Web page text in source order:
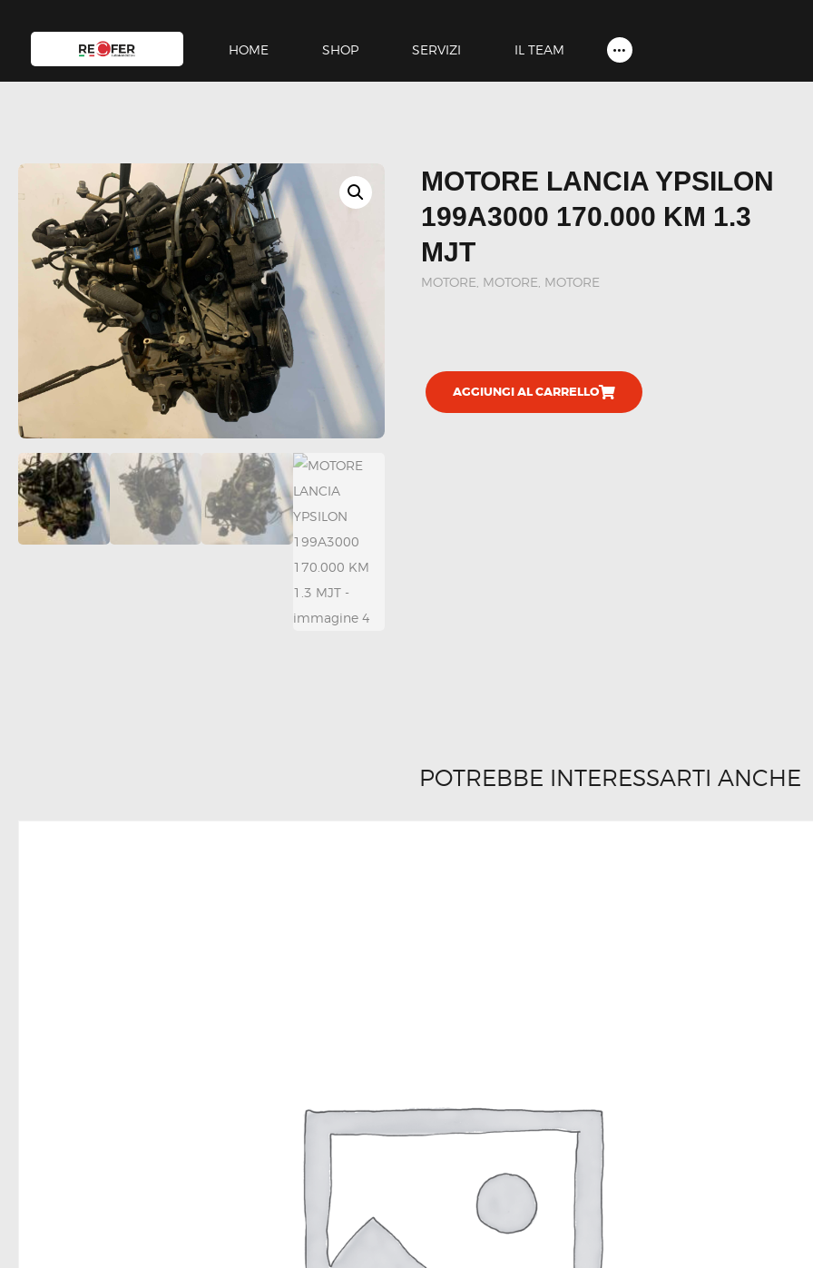
HOME SHOP SERVIZI IL TEAM
SHOP
SERVIZI
ACCOUNT
MOTORE LANCIA YPSILON
199A3000 170.000 KM 1.3
MJT
MOTORE MOTORE, MOTORE
AGGIUNGI AL CARRELLO
POTREBBE INTERESSARTI ANCHE